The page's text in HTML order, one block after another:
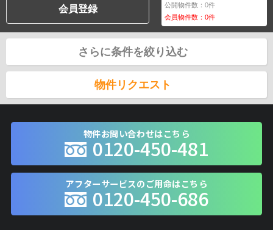
会員登録 公開物件数：0件
会員物件数：0件
さらに条件を絞り込む
物件リクエスト
物件お問い合わせはこちら
0120-450-481
アフターサービスのご用命はこちら
0120-450-686